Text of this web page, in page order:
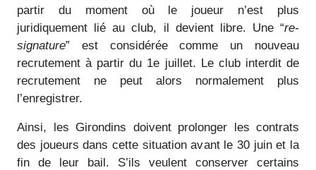
partir du moment où le joueur n’est plus
juridiquement lié au club, il devient libre. Une “re-
signature” est considérée comme un nouveau
recrutement à partir du 1e juillet. Le club interdit de
recrutement ne peut alors normalement plus
l’enregistrer.
Ainsi, les Girondins doivent prolonger les contrats
des joueurs dans cette situation avant le 30 juin et la
fin de leur bail. S’ils veulent conserver certains